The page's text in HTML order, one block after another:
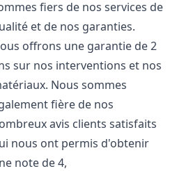
fiers de nos services de
et de nos garanties.
offrons une garantie de 2
sur nos interventions et nos
Nous sommes
fière de nos
avis clients satisfaits
nous ont permis d'obtenir
note de 4,